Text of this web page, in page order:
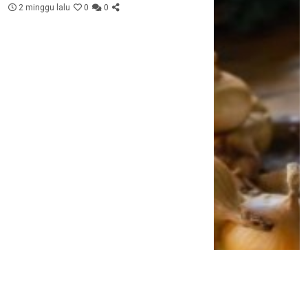
2 minggu lalu 0 0